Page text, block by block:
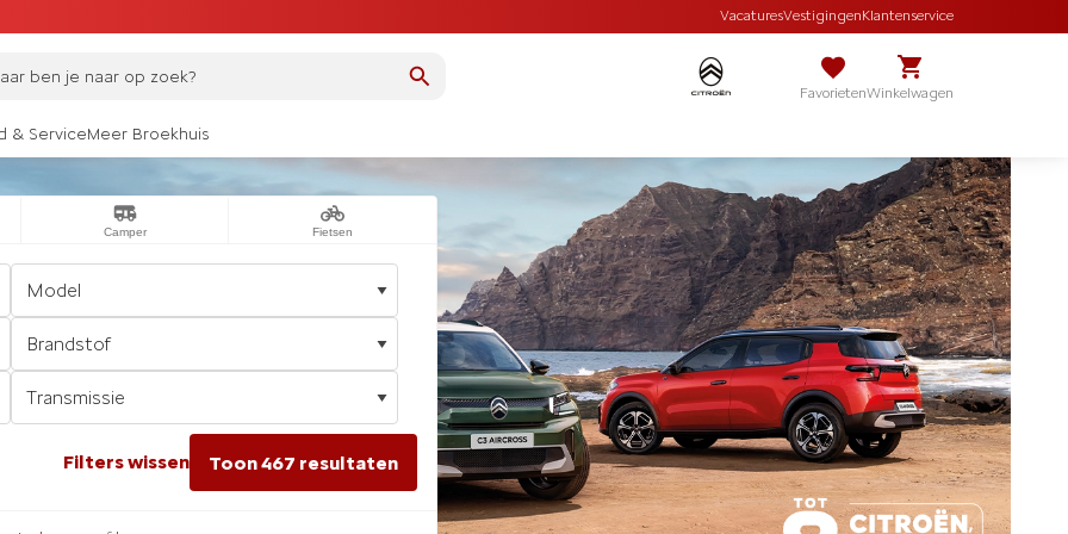
VacaturesVestigingenKlantenservice
ben je naar op zoek?
FavorietenWinkelwagen
& ServiceMeer Broekhuis
Camper Fietsen
Filters wissen Toon 467 resultaten